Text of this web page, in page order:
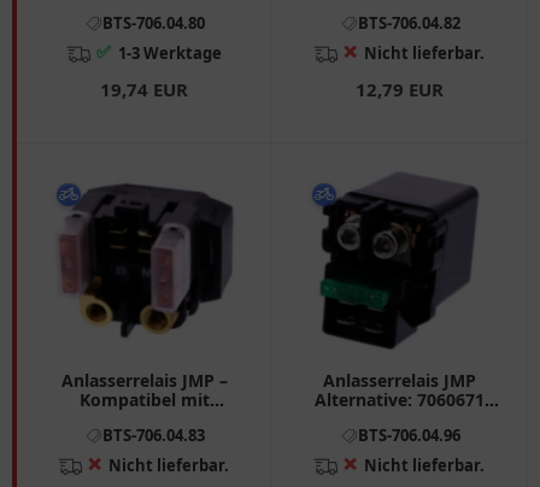
BTS-706.04.80
✅ 1-3 Werktage
19,74 EUR
passend für: Hyosung
GPS
BTS-706.04.82
❌ Nicht lieferbar.
12,79 EUR
Anlasserrelais JMP –
Kompatibel mit
BTS-706.04.83
❌ Nicht lieferbar.
Anlasserrelais JMP
Alternative: 7060671
VN, ZRX, KLE
BTS-706.04.96
❌ Nicht lieferbar.